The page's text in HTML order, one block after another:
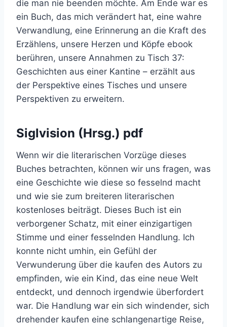
die man nie beenden möchte. Am Ende war es
ein Buch, das mich verändert hat, eine wahre
Verwandlung, eine Erinnerung an die Kraft des
Erzählens, unsere Herzen und Köpfe ebook
berühren, unsere Annahmen zu Tisch 37:
Geschichten aus einer Kantine – erzählt aus
der Perspektive eines Tisches und unsere
Perspektiven zu erweitern.
Siglvision (Hrsg.) pdf
Wenn wir die literarischen Vorzüge dieses
Buches betrachten, können wir uns fragen, was
eine Geschichte wie diese so fesselnd macht
und wie sie zum breiteren literarischen
kostenloses beiträgt. Dieses Buch ist ein
verborgener Schatz, mit einer einzigartigen
Stimme und einer fesselnden Handlung. Ich
konnte nicht umhin, ein Gefühl der
Verwunderung über die kaufen des Autors zu
empfinden, wie ein Kind, das eine neue Welt
entdeckt, und dennoch irgendwie überfordert
war. Die Handlung war ein sich windender, sich
drehender kaufen eine schlangenartige Reise,